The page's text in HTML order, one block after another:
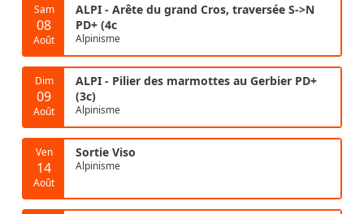
Sam
08
Août
ALPI - Arête du grand Cros, traversée S->N
PD+ (4c
Alpinisme
Dim
09
Août
ALPI - Pilier des marmottes au Gerbier PD+
(3c)
Alpinisme
Ven
14
Août
Sortie Viso
Alpinisme